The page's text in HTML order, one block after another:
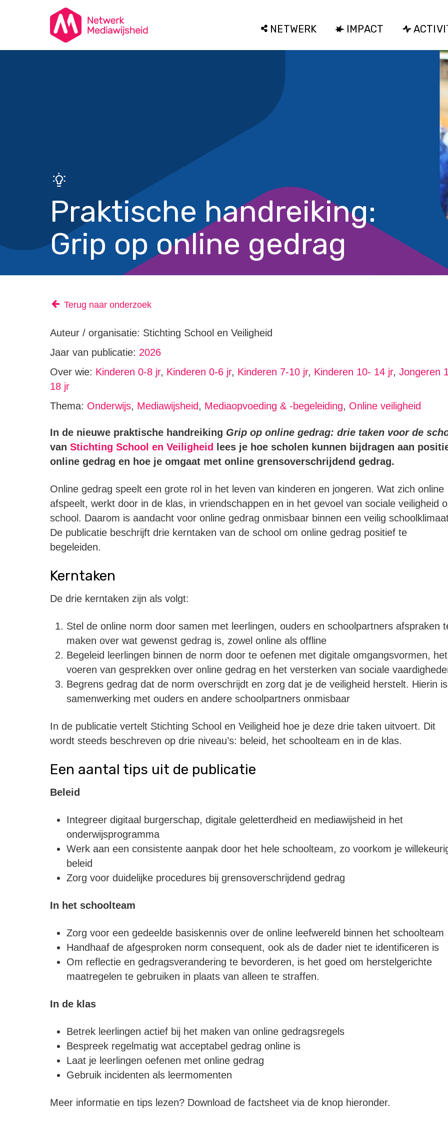
NETWERK IMPACT
Praktische handreiking:
Grip op online gedrag
Terug naar onderzoek
Auteur / organisatie: Stichting School en Veiligheid
Jaar van publicatie: 2026
Over wie: Kinderen 0-8 jr, Kinderen 0-6 jr, Kinderen 7-10 jr, Kinderen 10- 14 jr, Jongeren
18 jr
Thema: Onderwijs, Mediawijsheid, Mediaopvoeding & -begeleiding, Online veiligheid
In de nieuwe praktische handreiking Grip op online gedrag: drie taken voor de
van Stichting School en Veiligheid
lees je hoe scholen kunnen bijdragen aan
online gedrag en hoe je omgaat met online grensoverschrijdend gedrag.
Online gedrag speelt een grote rol in het leven van kinderen en jongeren. Wat zich online
afspeelt, werkt door in de klas, in vriendschappen en in het gevoel van sociale veiligheid
school. Daarom is aandacht voor online gedrag onmisbaar binnen een veilig
De publicatie beschrijft drie kerntaken van de school om online gedrag positief te
begeleiden.
Kerntaken
De drie kerntaken zijn als volgt:
Stel de online norm door samen met leerlingen, ouders en schoolpartners afspraken
maken over wat gewenst gedrag is, zowel online als offline
Begeleid leerlingen binnen de norm door te oefenen met digitale omgangsvormen, het
voeren van gesprekken over online gedrag en het versterken van sociale
Begrens gedrag dat de norm overschrijdt en zorg dat je de veiligheid herstelt. Hierin is
samenwerking met ouders en andere schoolpartners onmisbaar
In de publicatie vertelt Stichting School en Veiligheid hoe je deze drie taken uitvoert. Dit
wordt steeds beschreven op drie niveau’s: beleid, het schoolteam en in de klas.
Een aantal tips uit de publicatie
Beleid
Integreer digitaal burgerschap, digitale geletterdheid en mediawijsheid in het
onderwijsprogramma
Werk aan een consistente aanpak door het hele schoolteam, zo voorkom je
beleid
Zorg voor duidelijke procedures bij grensoverschrijdend gedrag
In het schoolteam
Zorg voor een gedeelde basiskennis over de online leefwereld binnen het schoolteam
Handhaaf de afgesproken norm consequent, ook als de dader niet te identificeren is
Om reflectie en gedragsverandering te bevorderen, is het goed om herstelgerichte
maatregelen te gebruiken in plaats van alleen te straffen.
In de klas
Betrek leerlingen actief bij het maken van online gedragsregels
Bespreek regelmatig wat acceptabel gedrag online is
Laat je leerlingen oefenen met online gedrag
Gebruik incidenten als leermomenten
Meer informatie en tips lezen? Download de factsheet via de knop hieronder.